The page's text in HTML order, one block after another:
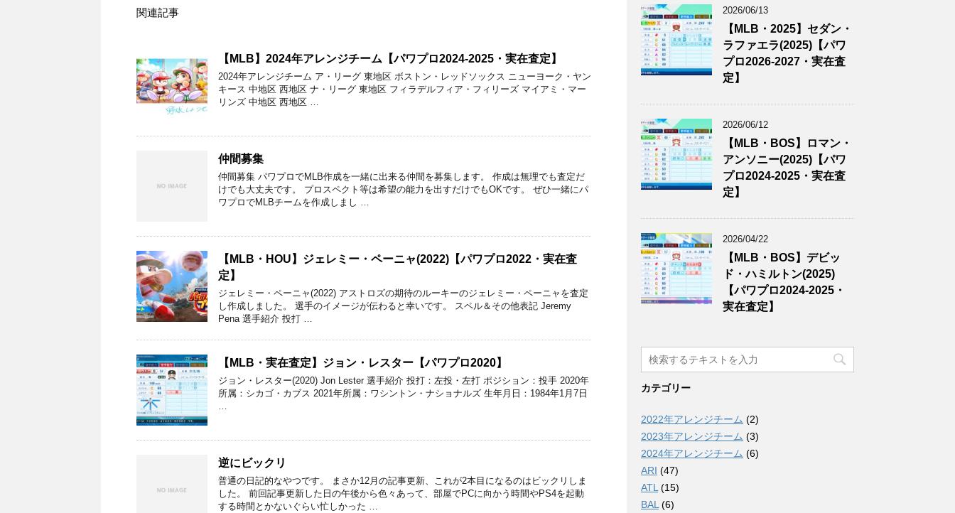
関連記事
【MLB】2024年アレンジチーム【パワプロ2024-2025・実在査定】
2024年アレンジチーム ア・リーグ 東地区 ボストン・レッドソックス ニューヨーク・ヤン
キース 中地区 西地区 ナ・リーグ 東地区 フィラデルフィア・フィリーズ マイアミ・マー
リンズ 中地区 西地区 …
仲間募集
仲間募集 パワプロでMLB作成を一緒に出来る仲間を募集します。 作成は無理でも査定だ
けでも大丈夫です。 プロスペクト等は希望の能力を出すだけでもOKです。 ぜひ一緒にパ
ワプロでMLBチームを作成しまし …
【MLB・HOU】ジェレミー・ペーニャ(2022)【パワプロ2022・実在査
定】
ジェレミー・ペーニャ(2022) アストロズの期待のルーキーのジェレミー・ペーニャを査定
し作成しました。 選手のイメージが伝わると幸いです。 スペル＆その他表記 Jeremy
Pena 選手紹介 投打 …
【MLB・実在査定】ジョン・レスター【パワプロ2020】
ジョン・レスター(2020) Jon Lester 選手紹介 投打：左投・左打 ポジション：投手 2020年
所属：シカゴ・カブス 2021年所属：ワシントン・ナショナルズ 生年月日：1984年1月7日
…
逆にビックリ
普通の日記的なやつです。 まさか12月の記事更新、これが2本目になるのはビックリしま
した。 前回記事更新した日の午後から色々あって、部屋でPCに向かう時間やPS4を起動
する時間とかないぐらい忙しかった …
2026/06/13
【MLB・2025】セダン・
ラファエラ(2025)【パワ
プロ2026-2027・実在査
定】
2026/06/12
【MLB・BOS】ロマン・
アンソニー(2025)【パワ
プロ2024-2025・実在査
定】
2026/04/22
【MLB・BOS】デビッ
ド・ハミルトン(2025)
【パワプロ2024-2025・
実在査定】
カテゴリー
2022年アレンジチーム (2)
2023年アレンジチーム (3)
2024年アレンジチーム (6)
ARI (47)
ATL (15)
BAL (6)